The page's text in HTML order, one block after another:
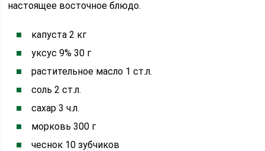
настоящее восточное блюдо.
капуста 2 кг
уксус 9% 30 г
растительное масло 1 ст.л.
соль 2 ст.л.
сахар 3 ч.л.
морковь 300 г
чеснок 10 зубчиков